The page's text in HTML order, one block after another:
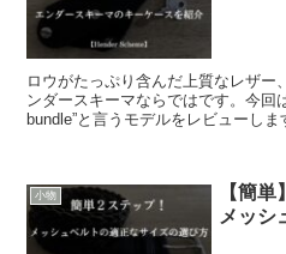
ロウがたっぷり含んだ上質なレザー
ンダースキーマならではです。今回
bundle”と言うモデルをレビューし
小物
【簡
メッシ